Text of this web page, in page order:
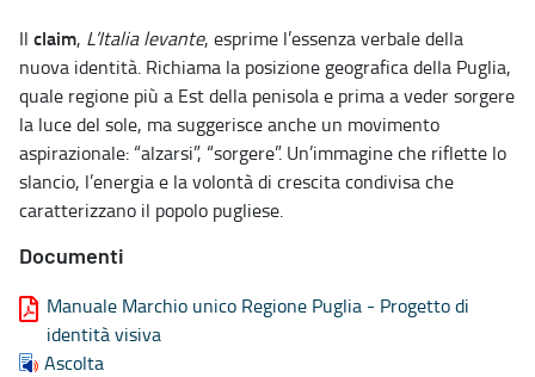
Il claim, L’Italia levante, esprime l’essenza verbale della
nuova identità. Richiama la posizione geografica della Puglia,
quale regione più a Est della penisola e prima a veder sorgere
la luce del sole, ma suggerisce anche un movimento
aspirazionale: “alzarsi”, “sorgere”. Un’immagine che riflette lo
slancio, l’energia e la volontà di crescita condivisa che
caratterizzano il popolo pugliese.
Documenti
Manuale Marchio unico Regione Puglia - Progetto di
identità visiva
Ascolta